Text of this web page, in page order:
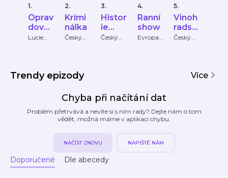
1.
Oprav
dové
zločin
Lucie
2.
Krimi
nálka
Český
3.
Histor
ie
české
Český
4.
Ranní
show
Evropa
5.
Vinoh
radsk
á 12
Český
Trendy epizody Více
Chyba při načítání dat
Problém přetrvává a nevíte si s ním rady? Dejte nám o tom
vědět, možná máme v aplikaci chybu.
NAČÍST ZNOVU NAPIŠTĚ NÁM
Doporučené Dle abecedy